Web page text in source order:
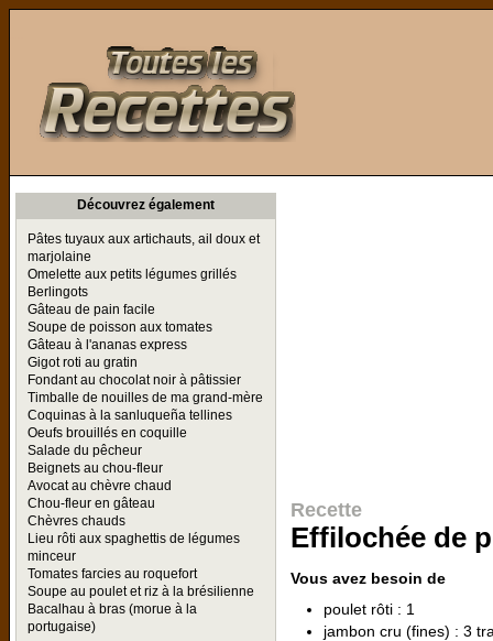
Découvrez également
Pâtes tuyaux aux artichauts, ail doux et
marjolaine
Omelette aux petits légumes grillés
Berlingots
Gâteau de pain facile
Soupe de poisson aux tomates
Gâteau à l'ananas express
Gigot roti au gratin
Fondant au chocolat noir à pâtissier
Timballe de nouilles de ma grand-mère
Coquinas à la sanluqueña tellines
Oeufs brouillés en coquille
Salade du pêcheur
Beignets au chou-fleur
Avocat au chèvre chaud
Chou-fleur en gâteau
Chèvres chauds
Lieu rôti aux spaghettis de légumes
minceur
Tomates farcies au roquefort
Soupe au poulet et riz à la brésilienne
Bacalhau à bras (morue à la
portugaise)
Recette
Effilochée de
Vous avez besoin de
poulet rôti : 1
jambon cru (fines) : 3